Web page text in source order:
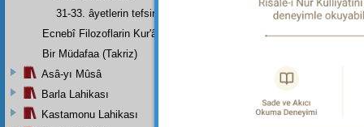
31-33. âyetlerin tefsiri
Ecnebî Filozoflarin Kur'ân'i Tasdiklerine Dair Şehadetleri
Bir Müdafaa (Takriz)
Asâ-yı Mûsâ
Barla Lahikası
Kastamonu Lahikası